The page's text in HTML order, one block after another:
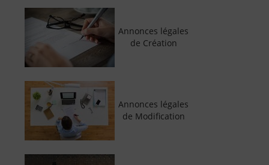
Annonces légales
de Création
Annonces légales
de Modification